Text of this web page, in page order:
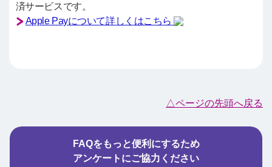
済サービスです。
Apple Payについて詳しくはこちら
△ページの先頭へ戻る
FAQをもっと便利にするため
アンケートにご協力ください